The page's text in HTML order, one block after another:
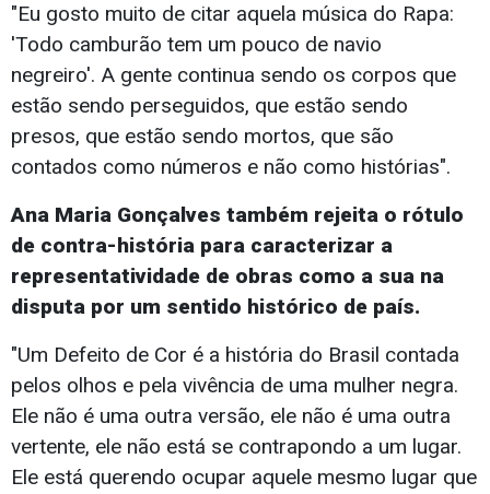
"Eu gosto muito de citar aquela música do Rapa:
'Todo camburão tem um pouco de navio
negreiro'. A gente continua sendo os corpos que
estão sendo perseguidos, que estão sendo
presos, que estão sendo mortos, que são
contados como números e não como histórias".
Ana Maria Gonçalves também rejeita o rótulo
de contra-história para caracterizar a
representatividade de obras como a sua na
disputa por um sentido histórico de país.
"Um Defeito de Cor é a história do Brasil contada
pelos olhos e pela vivência de uma mulher negra.
Ele não é uma outra versão, ele não é uma outra
vertente, ele não está se contrapondo a um lugar.
Ele está querendo ocupar aquele mesmo lugar que